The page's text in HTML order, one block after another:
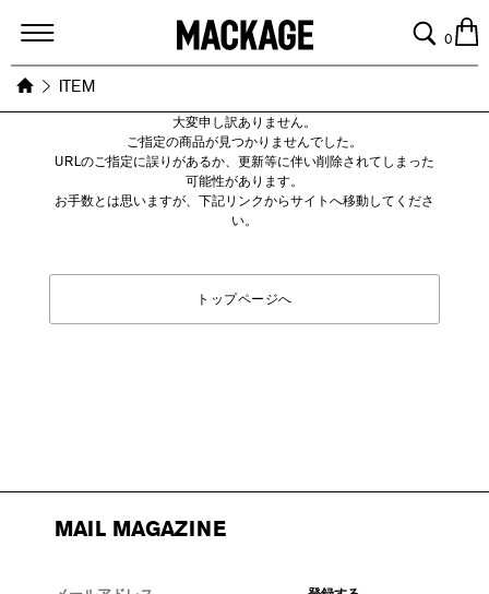
MACKAGE
0
ITEM
大変申し訳ありません。
ご指定の商品が見つかりませんでした。
URLのご指定に誤りがあるか、更新等に伴い削除されてしまった
可能性があります。
お手数とは思いますが、下記リンクからサイトへ移動してくださ
い。
トップページへ
MAIL MAGAZINE